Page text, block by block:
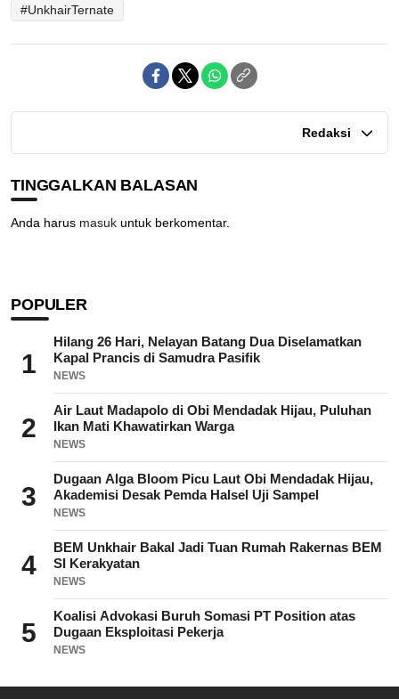
#UnkhairTernate
Redaksi
TINGGALKAN BALASAN
Anda harus masuk untuk berkomentar.
POPULER
1
Hilang 26 Hari, Nelayan Batang Dua Diselamatkan
Kapal Prancis di Samudra Pasifik
NEWS
2
Air Laut Madapolo di Obi Mendadak Hijau, Puluhan
Ikan Mati Khawatirkan Warga
NEWS
3
Dugaan Alga Bloom Picu Laut Obi Mendadak Hijau,
Akademisi Desak Pemda Halsel Uji Sampel
NEWS
4
BEM Unkhair Bakal Jadi Tuan Rumah Rakernas BEM
SI Kerakyatan
NEWS
5
Koalisi Advokasi Buruh Somasi PT Position atas
Dugaan Eksploitasi Pekerja
NEWS